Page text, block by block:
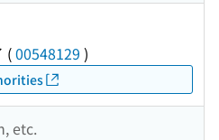
(00548129 )
etc.